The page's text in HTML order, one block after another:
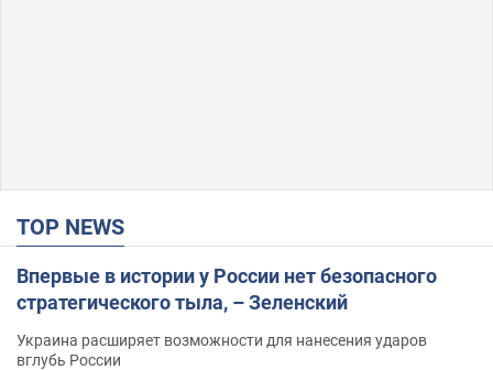
TOP NEWS
Впервые в истории у России нет безопасного
стратегического тыла, – Зеленский
Украина расширяет возможности для нанесения ударов
вглубь России